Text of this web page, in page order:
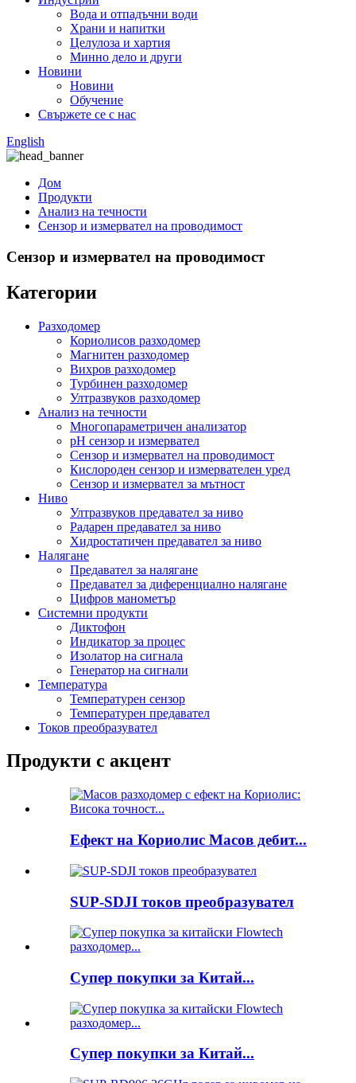
Вода и отпадъчни води
Храни и напитки
Целулоза и хартия
Минно дело и други
Новини
Новини
Обучение
Свържете се с нас
English
Дом
Продукти
Анализ на течности
Сензор и измервател на проводимост
Сензор и измервател на проводимост
Категории
Разходомер
Кориолисов разходомер
Магнитен разходомер
Вихров разходомер
Турбинен разходомер
Ултразвуков разходомер
Анализ на течности
Многопараметричен анализатор
pH сензор и измервател
Сензор и измервател на проводимост
Кислороден сензор и измервателен уред
Сензор и измервател за мътност
Ниво
Ултразвуков предавател за ниво
Радарен предавател за ниво
Хидростатичен предавател за ниво
Налягане
Предавател за налягане
Предавател за диференциално налягане
Цифров манометър
Системни продукти
Диктофон
Индикатор за процес
Изолатор на сигнала
Генератор на сигнали
Температура
Температурен сензор
Температурен предавател
Токов преобразувател
Продукти с акцент
Ефект на Кориолис Масов дебит...
SUP-SDJI токов преобразувател
Супер покупки за Китай...
Супер покупки за Китай...